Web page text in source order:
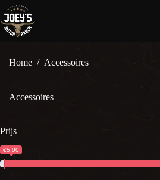
naar
de
inhoud
Home / Accessoires
Accessoires
Prijs
€5,00